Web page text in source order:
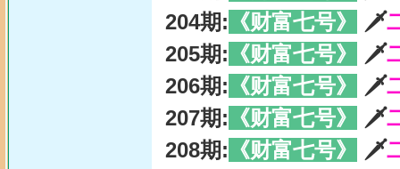
204期: 《财富七号》 🗡
205期: 《财富七号》 🗡
206期: 《财富七号》 🗡
207期: 《财富七号》 🗡
208期: 《财富七号》 🗡